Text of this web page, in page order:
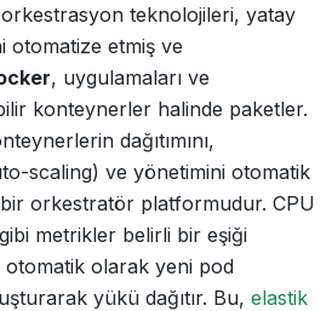
teknolojileri, yatay
otomatize etmiş ve
, uygulamaları ve
konteynerler halinde paketler.
dağıtımını,
scaling) ve yönetimini otomatik
orkestratör platformudur. CPU
metrikler belirli bir eşiği
otomatik olarak yeni pod
yükü dağıtır. Bu, elastik